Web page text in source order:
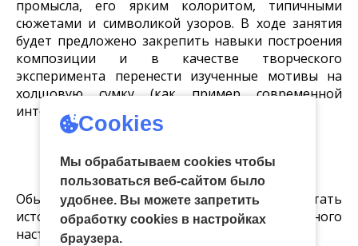
промысла, его ярким колоритом, типичными
сюжетами и символикой узоров. В ходе занятия
будет предложено закрепить навыки построения
композиции и в качестве творческого
эксперимента перенести изученные мотивы на
холщовую сумку (как пример современной
интерпретации).
9, 12, 16, 19, 23, 25, 26, 30 апреля
Обычные деревянные чурбачки могут стать
источником вдохновения и прекрасного
настроения.
Cookies
Мы обрабатываем cookies чтобы
пользоваться веб-сайтом было
удобнее. Вы можете запретить
обработку сookies в настройках
браузера.